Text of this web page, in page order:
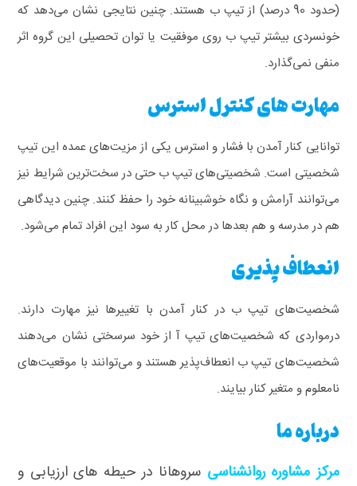
(حدود 90 درصد) از تیپ ب هستند.
چنین نتایجی نشان می‌دهد که
خونسردی بیشتر تیپ ب روی موفقیت یا توان تحصیلی این گروه اثر
منفی نمی‌گذارد.
مهارت های کنترل استرس
توانایی کنار آمدن با فشار و استرس یکی از مزیت‌های عمده این تیپ
شخصیتی است. شخصیتی‌های تیپ ب حتی در سخت‌ترین شرایط نیز
می‌توانند آرامش و نگاه خوشبینانه خود را حفظ کنند. چنین دیدگاهی
هم در مدرسه و هم بعدها در محل کار به سود این افراد تمام می‌شود.
انعطاف پذیری
شخصیت‌های تیپ ب در کنار آمدن با تغییرها نیز مهارت دارند.
درمواردی که شخصیت‌های تیپ آ از خود سرسختی نشان می‌دهند
شخصیت‌های تیپ ب انعطاف‌پذیر هستند و می‌توانند با موقعیت‌های
نامعلوم و متغیر کنار بیایند.
درباره ما
مرکز مشاوره روانشناسی سروهانا در حیطه های ارزیابی و